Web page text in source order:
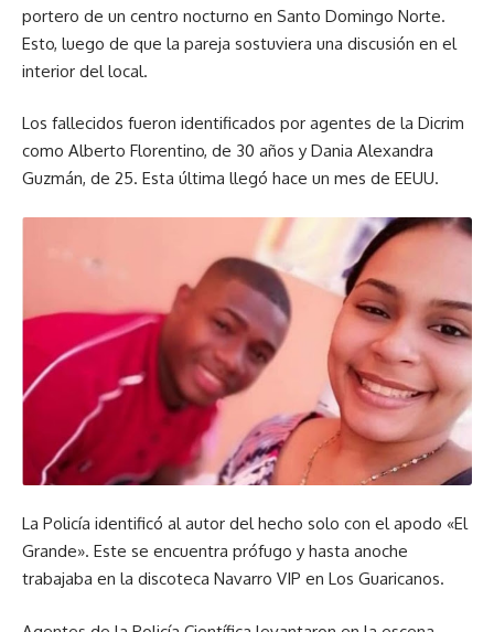
portero de un centro nocturno en Santo Domingo Norte.
Esto, luego de que la pareja sostuviera una discusión en el
interior del local.
Los fallecidos fueron identificados por agentes de la Dicrim
como Alberto Florentino, de 30 años y Dania Alexandra
Guzmán, de 25. Esta última llegó hace un mes de EEUU.
La Policía identificó al autor del hecho solo con el apodo «El
Grande». Este se encuentra prófugo y hasta anoche
trabajaba en la discoteca Navarro VIP en Los Guaricanos.